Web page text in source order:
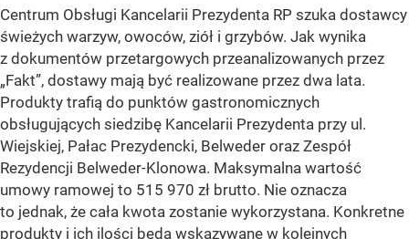
Centrum Obsługi Kancelarii Prezydenta RP szuka dostawcy
świeżych warzyw, owoców, ziół i grzybów. Jak wynika
z dokumentów przetargowych przeanalizowanych przez
„Fakt”, dostawy mają być realizowane przez dwa lata.
Produkty trafią do punktów gastronomicznych
obsługujących siedzibę Kancelarii Prezydenta przy ul.
Wiejskiej, Pałac Prezydencki, Belweder oraz Zespół
Rezydencji Belweder-Klonowa. Maksymalna wartość
umowy ramowej to 515 970 zł brutto. Nie oznacza
to jednak, że cała kwota zostanie wykorzystana. Konkretne
produkty i ich ilości będą wskazywane w kolejnych